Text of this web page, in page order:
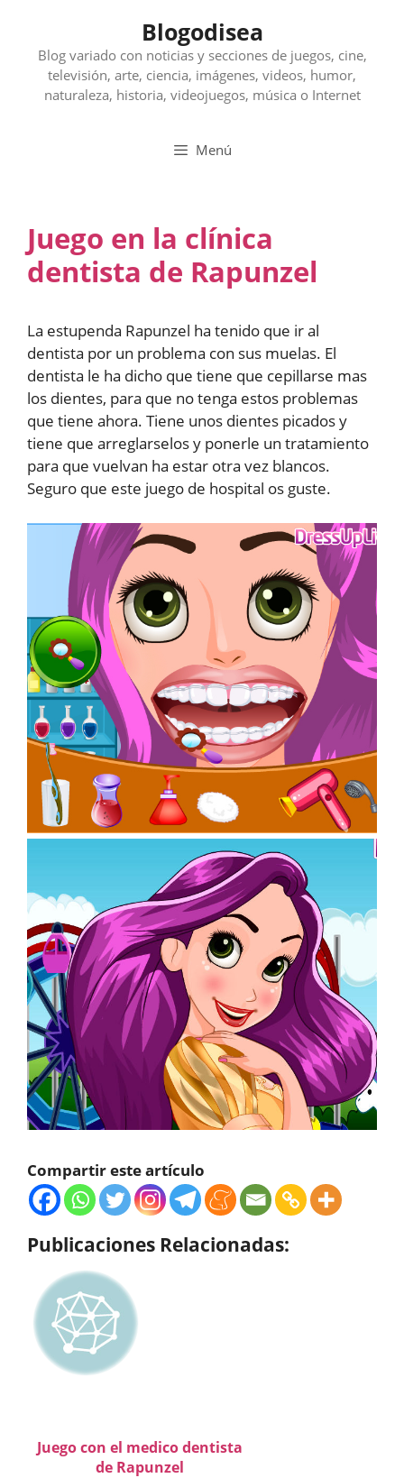
contenido
Blogodisea
Blog variado con noticias y secciones de juegos, cine,
televisión, arte, ciencia, imágenes, videos, humor,
naturaleza, historia, videojuegos, música o Internet
Menú
Juego en la clínica
dentista de Rapunzel
La estupenda Rapunzel ha tenido que ir al
dentista por un problema con sus muelas. El
dentista le ha dicho que tiene que cepillarse mas
los dientes, para que no tenga estos problemas
que tiene ahora. Tiene unos dientes picados y
tiene que arreglarselos y ponerle un tratamiento
para que vuelvan ha estar otra vez blancos.
Seguro que este juego de hospital os guste.
Compartir este artículo
Publicaciones Relacionadas:
Juego con el medico dentista
de Rapunzel